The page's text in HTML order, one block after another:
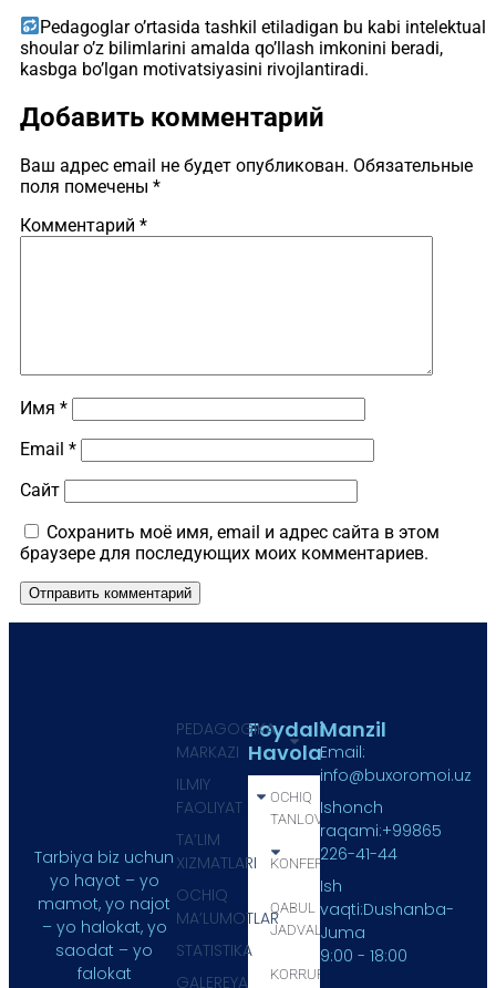
Pedagoglar o’rtasida tashkil etiladigan bu kabi intelektual
shoular o’z bilimlarini amalda qo’llash imkonini beradi,
kasbga bo’lgan motivatsiyasini rivojlantiradi.
Добавить комментарий
Ваш адрес email не будет опубликован. Обязательные
поля помечены *
Комментарий *
Имя *
Email *
Сайт
Сохранить моё имя, email и адрес сайта в этом
браузере для последующих моих комментариев.
Tarbiya biz uchun
yo hayot – yo
mamot, yo najot
– yo halokat, yo
saodat – yo
falokat
Foydali
Havola
OCHIQ
TANLOV
KONFERENSIYA
QABUL
JADVALI
KORRUPSIYA
PEDAGOGIKA
MARKAZI
ILMIY
FAOLIYAT
TA’LIM
XIZMATLARI
OCHIQ
MA’LUMOTLAR
STATISTIKA
GALEREYA
Manzil
Email:
info@buxoromoi.uz
Ishonch
raqami:+99865
226-41-44
Ish
vaqti:Dushanba-
Juma
9:00 - 18:00